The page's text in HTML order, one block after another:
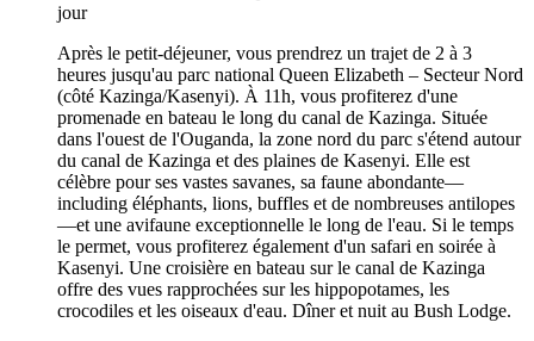
Après le petit-déjeuner, vous prendrez un trajet de 2 à 3
heures jusqu'au parc national Queen Elizabeth – Secteur Nord
(côté Kazinga/Kasenyi). À 11h, vous profiterez d'une
promenade en bateau le long du canal de Kazinga. Située
dans l'ouest de l'Ouganda, la zone nord du parc s'étend autour
du canal de Kazinga et des plaines de Kasenyi. Elle est
célèbre pour ses vastes savanes, sa faune abondante—
including éléphants, lions, buffles et de nombreuses antilopes
—et une avifaune exceptionnelle le long de l'eau. Si le temps
le permet, vous profiterez également d'un safari en soirée à
Kasenyi. Une croisière en bateau sur le canal de Kazinga
offre des vues rapprochées sur les hippopotames, les
crocodiles et les oiseaux d'eau. Dîner et nuit au Bush Lodge.